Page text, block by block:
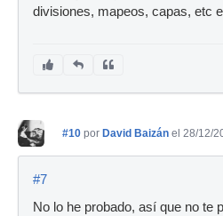
divisiones, mapeos, capas, etc
#10 por David Baizán el 28/12/
#7
No lo he probado, así que no te